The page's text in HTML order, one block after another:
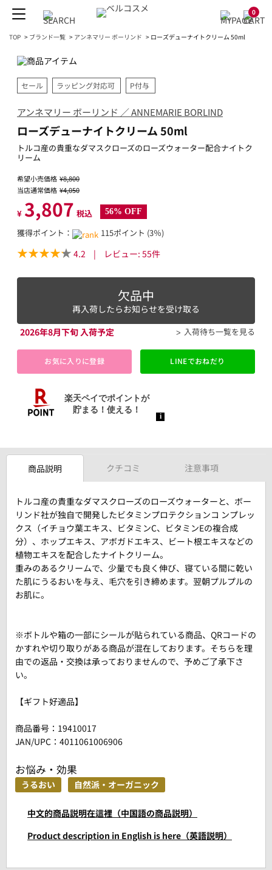
0
TOP > ブランド一覧 > アンネマリー ボーリンド > ローズデューナイトクリーム 50ml
セール ラッピング対応可 P付与
アンネマリー ボーリンド ／ ANNEMARIE BORLIND
ローズデューナイトクリーム 50ml
トルコ産の貴重なダマスクローズのローズウォーター配合ナイトク
リーム
希望小売価格 ¥8,800
当店通常価格 ¥4,050
¥ 3,807 税込 56% OFF
獲得ポイント： 115ポイント (3％)
4.2 | レビュー: 55件
欠品中
再入荷したらお知らせを受け取る
2026年8月下旬 入荷予定
入荷待ち一覧を見る
お気に入りに登録 LINEでおねだり
商品説明 クチコミ 注意事項
トルコ産の貴重なダマスクローズのローズウォーターと、ボー
リンド社が独自で開発したビタミンプロテクションコ ンプレッ
クス（イチョウ葉エキス、ビタミンC、ビタミンEの複合成
分）、ホップエキス、アボガドエキス、ビート根エキスなどの
植物エキスを配合したナイトクリーム。
重みのあるクリームで、少量でも良く伸び、寝ている間に乾い
た肌にうるおいを与え、毛穴を引き締めます。翌朝プルプルの
お肌に。
※ボトルや箱の一部にシールが貼られている商品、QRコードの
かすれや切り取りがある商品が混在しております。そちらを理
由での返品・交換は承っておりませんので、予めご了承下さ
い。
【ギフト好適品】
商品番号： 19410017
JAN/UPC：4011061006906
お悩み・効果
うるおい 自然派・オーガニック
中文的商品説明在這裡（中国語の商品説明）
Product description in English is here（英語説明）